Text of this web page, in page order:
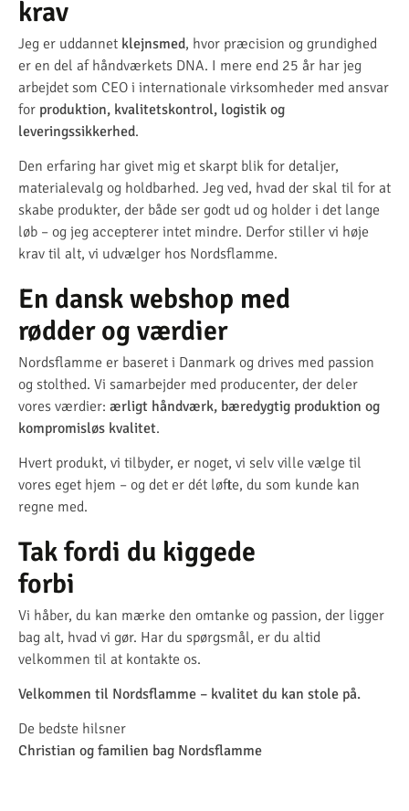
krav
Jeg er uddannet klejnsmed, hvor præcision og grundighed
er en del af håndværkets DNA. I mere end 25 år har jeg
arbejdet som CEO i internationale virksomheder med ansvar
for produktion, kvalitetskontrol, logistik og
leveringssikkerhed.
Den erfaring har givet mig et skarpt blik for detaljer,
materialevalg og holdbarhed. Jeg ved, hvad der skal til for at
skabe produkter, der både ser godt ud og holder i det lange
løb – og jeg accepterer intet mindre. Derfor stiller vi høje
krav til alt, vi udvælger hos Nordsflamme.
En dansk webshop med
rødder og værdier
Nordsflamme er baseret i Danmark og drives med passion
og stolthed. Vi samarbejder med producenter, der deler
vores værdier: ærligt håndværk, bæredygtig produktion og
kompromisløs kvalitet.
Hvert produkt, vi tilbyder, er noget, vi selv ville vælge til
vores eget hjem – og det er dét løfte, du som kunde kan
regne med.
Tak fordi du kiggede
forbi
Vi håber, du kan mærke den omtanke og passion, der ligger
bag alt, hvad vi gør. Har du spørgsmål, er du altid
velkommen til at kontakte os.
Velkommen til Nordsflamme – kvalitet du kan stole på.
De bedste hilsner
Christian og familien bag Nordsflamme